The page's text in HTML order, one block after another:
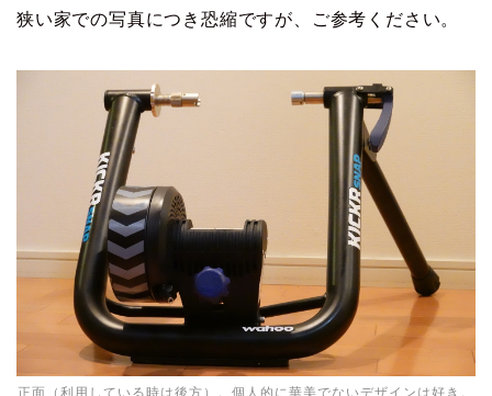
狭い家での写真につき恐縮ですが、ご参考ください。
正面（利用している時は後方）。個人的に華美でないデザインは好き。